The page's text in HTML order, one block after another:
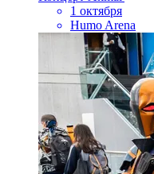
1 октября
Humo Arena